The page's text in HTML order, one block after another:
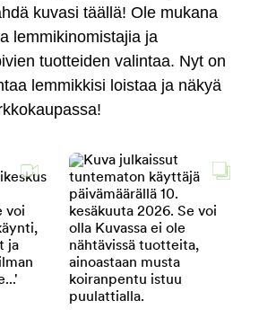
kuvasi täällä! Ole mukana
lemmikinomistajia ja
tuotteiden valintaa. Nyt on
lemmikkisi loistaa ja näkyä